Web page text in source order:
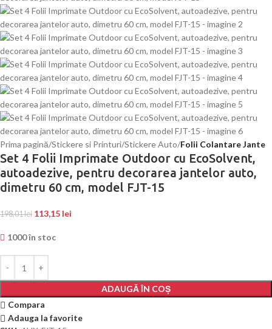
Prima pagină Stickere si Printuri Stickere Auto Folii Colantare Jante
Set 4 Folii Imprimate Outdoor cu EcoSolvent,
autoadezive, pentru decorarea jantelor auto,
dimetru 60 cm, model FJT-15
198,01lei 113,15 lei
1000 în stoc
ADAUGĂ ÎN COȘ
Compara
Adauga la favorite